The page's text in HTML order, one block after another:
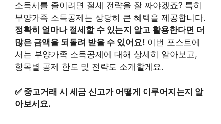
소득세를 줄이려면 절세 전략을 잘 짜야겠죠? 특히
부양가족 소득공제는 상당히 큰 혜택을 제공합니다.
정확히 얼마나 절세할 수 있는지 알고 활용한다면 더
많은 금액을 되돌려 받을 수 있어요! 이번 포스트에
서는 부양가족 소득공제에 대해 상세히 알아보고,
항목별 공제 한도 및 전략도 소개할게요.
✅ 중고거래 시 세금 신고가 어떻게 이루어지는지 알
아보세요.